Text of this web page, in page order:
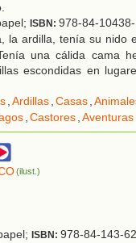
ISBN: 978-84-
la ardilla, tenía su nido
una cálida cama
escondidas en
,Ardillas,Casas,
,Castores,Aventuras
(ilust.)
ISBN: 978-84-143-